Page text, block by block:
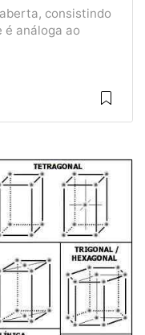
consistindo
é análoga ao